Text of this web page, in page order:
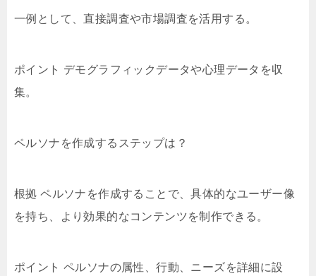
一例として、直接調査や市場調査を活用する。
ポイント デモグラフィックデータや心理データを収
集。
ペルソナを作成するステップは？
根拠 ペルソナを作成することで、具体的なユーザー像
を持ち、より効果的なコンテンツを制作できる。
ポイント ペルソナの属性、行動、ニーズを詳細に設